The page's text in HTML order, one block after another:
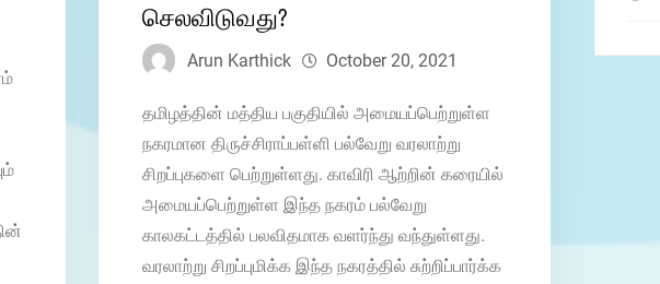
செலவிடுவது?
Arun Karthick October 20, 2021
தமிழத்தின் மத்திய பகுதியில் அமையப்பெற்றுள்ள
நகரமான திருச்சிராப்பள்ளி பல்வேறு வரலாற்று
சிறப்புகளை பெற்றுள்ளது. காவிரி ஆற்றின் கரையில்
அமையப்பெற்றுள்ள இந்த நகரம் பல்வேறு
காலகட்டத்தில் பலவிதமாக வளர்ந்து வந்துள்ளது.
வரலாற்று சிறப்புமிக்க இந்த நகரத்தில் சுற்றிப்பார்க்க